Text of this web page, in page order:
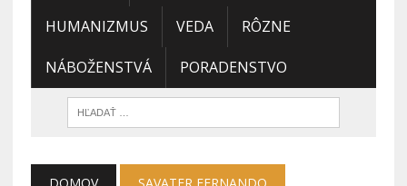
HUMANIZMUS VEDA RÔZNE
NÁBOŽENSTVÁ PORADENSTVO